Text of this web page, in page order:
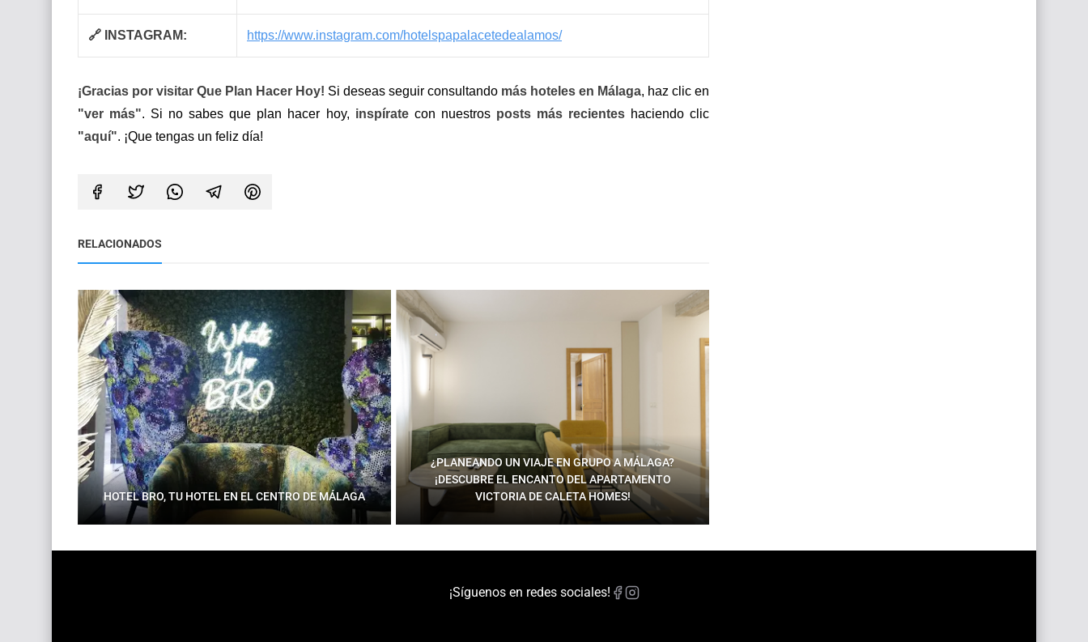
🔗 INSTAGRAM: https://www.instagram.com/hotelspapalacetedealamos/
¡Gracias por visitar Que Plan Hacer Hoy! Si deseas seguir consultando más hoteles en Málaga, haz clic en
"ver más". Si no sabes que plan hacer hoy, inspíratecon nuestros posts más recientes haciendo clic
"aquí". ¡Que tengas un feliz día!
RELACIONADOS
HOTEL BRO, TU HOTEL EN EL CENTRO DE MÁLAGA
¿PLANEANDO UN VIAJE EN GRUPO A MÁLAGA?
¡DESCUBRE EL ENCANTO DEL APARTAMENTO
VICTORIA DE CALETA HOMES!
¡Síguenos en redes sociales!